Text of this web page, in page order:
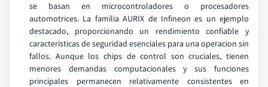
se basan en microcontroladores o procesadores
automotrices. La familia AURIX de Infineon es un ejemplo
destacado, proporcionando un rendimiento confiable y
caracteristicas de seguridad esenciales para una operacion sin
fallos. Aunque los chips de control son cruciales, tienen
menores demandas computacionales y sus funciones
principales permanecen relativamente consistentes en